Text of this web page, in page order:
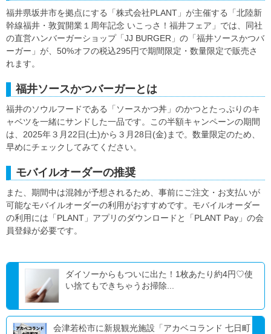
福井県坂井市を拠点にする「株式会社PLANT」が主催する「北陸新
幹線福井・敦賀開業１周年記念 いこっさ！福井フェア」では、同社
の直営ハンバーガーショップ「JJ BURGER」の「福井ソースかつバ
ーガー」が、50%オフの税込295円で期間限定・数量限定で販売さ
れます。
福井ソースかつバーガーとは
福井のソウルフードである「ソースかつ丼」のかつとたっぷりのキ
ャベツを一緒にサンドした一品です。この半額キャンペーンの期間
は、2025年３月22日(土)から３月28日(金)まで。数量限定のため、
早めにチェックしてみてください。
モバイルオーダーの推奨
また、期間中は混雑が予想されるため、事前にご注文・お支払いが
可能なモバイルオーダーの利用がおすすめです。モバイルオーダー
の利用には「PLANT」アプリのダウンロードと「PLANT Pay」の会
員登録が必要です。
ダイソーからもついに出た！1枚あたり約4円♡使
い捨てもできちゃうお掃除...
会津若松市に新規観光施設「アカベコランド 七日町